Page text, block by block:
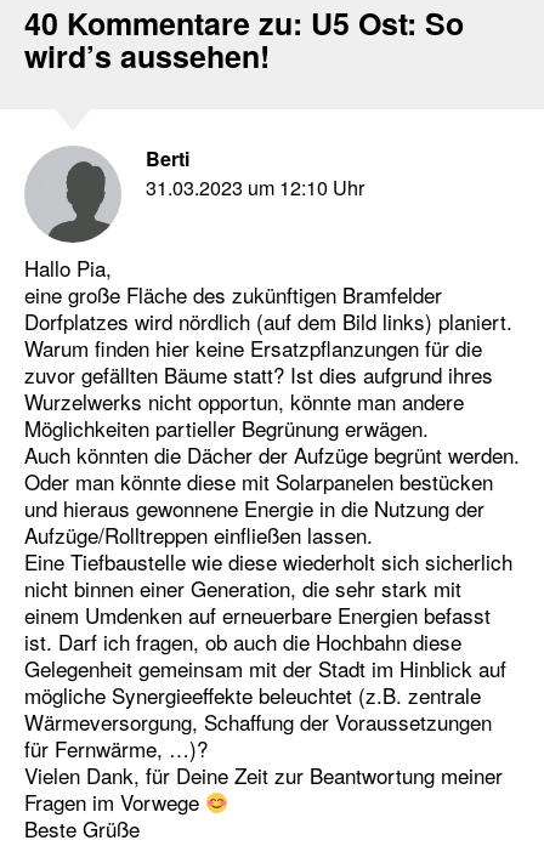
40 Kommentare zu: U5 Ost: So
wird’s aussehen!
Berti
31.03.2023 um 12:10 Uhr
Hallo Pia,
eine große Fläche des zukünftigen Bramfelder
Dorfplatzes wird nördlich (auf dem Bild links) planiert.
Warum finden hier keine Ersatzpflanzungen für die
zuvor gefällten Bäume statt? Ist dies aufgrund ihres
Wurzelwerks nicht opportun, könnte man andere
Möglichkeiten partieller Begrünung erwägen.
Auch könnten die Dächer der Aufzüge begrünt werden.
Oder man könnte diese mit Solarpanelen bestücken
und hieraus gewonnene Energie in die Nutzung der
Aufzüge/Rolltreppen einfließen lassen.
Eine Tiefbaustelle wie diese wiederholt sich sicherlich
nicht binnen einer Generation, die sehr stark mit
einem Umdenken auf erneuerbare Energien befasst
ist. Darf ich fragen, ob auch die Hochbahn diese
Gelegenheit gemeinsam mit der Stadt im Hinblick auf
mögliche Synergieeffekte beleuchtet (z.B. zentrale
Wärmeversorgung, Schaffung der Voraussetzungen
für Fernwärme, …)?
Vielen Dank, für Deine Zeit zur Beantwortung meiner
Fragen im Vorwege
Beste Grüße